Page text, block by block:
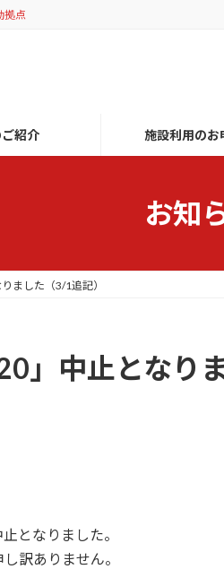
拠点
紹介 施設利用のお
お知
ました（3/1追記）
」中止となり
となりました。
訳ありません。